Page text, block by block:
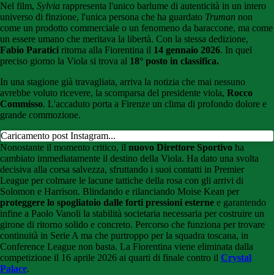
Nel film, Sylvia rappresenta l'unico barlume di autenticità in un intero
universo di finzione, l'unica persona che ha guardato Truman non
come un prodotto commerciale o un fenomeno da baraccone, ma come
un essere umano che meritava la libertà. Con la stessa dedizione,
Fabio Paratici ritorna alla Fiorentina il 14 gennaio 2026. In quel
preciso giorno la Viola si trova al 18° posto in classifica.
In una stagione già travagliata, arriva la notizia che mai nessuno
avrebbe voluto ricevere, la scomparsa del presidente viola, Rocco
Commisso. L'accaduto porta a Firenze un clima di profondo dolore e
grande commozione.
Caricamento post Instagram...
Nonostante il momento critico, il nuovo Direttore Sportivo ha
cambiato immediatamente il destino della Viola. Ha dato una svolta
decisiva alla corsa salvezza, sfruttando i suoi contatti in Premier
League per colmare le lacune tattiche della rosa con gli arrivi di
Solomon e Harrison. Blindando e rilanciando Moise Kean per
proteggere lo spogliatoio dalle forti pressioni esterne e garantendo
infine a Paolo Vanoli la stabilità societaria necessaria per costruire un
girone di ritorno solido e concreto. Percorso che funziona per trovare
continuità in Serie A ma che purtroppo per la squadra toscana, in
Conference League non basta. La Fiorentina viene eliminata dalla
competizione il 16 aprile 2026 ai quarti di finale contro il Crystal
Palace.